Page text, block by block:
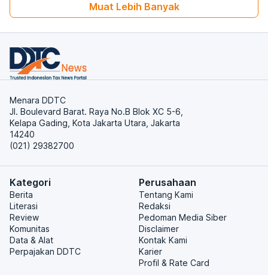
Muat Lebih Banyak
Menara DDTC
Jl. Boulevard Barat. Raya No.B Blok XC 5-6,
Kelapa Gading, Kota Jakarta Utara, Jakarta
14240
(021) 29382700
Kategori
Berita
Literasi
Review
Komunitas
Data & Alat
Perpajakan DDTC
Perusahaan
Tentang Kami
Redaksi
Pedoman Media Siber
Disclaimer
Kontak Kami
Karier
Profil & Rate Card